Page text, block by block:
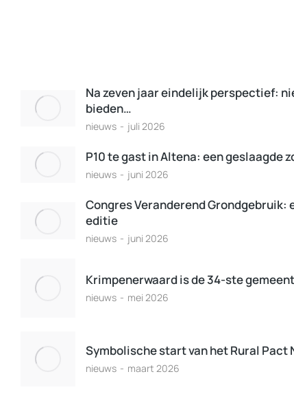
Na zeven jaar eindelijk perspectief:
bieden…
nieuws juli 2026
P10 te gast in Altena: een geslaagde
nieuws juni 2026
Congres Veranderend Grondgebruik:
editie
nieuws juni 2026
Krimpenerwaard is de 34-ste
nieuws mei 2026
Symbolische start van het Rural Pact
nieuws maart 2026